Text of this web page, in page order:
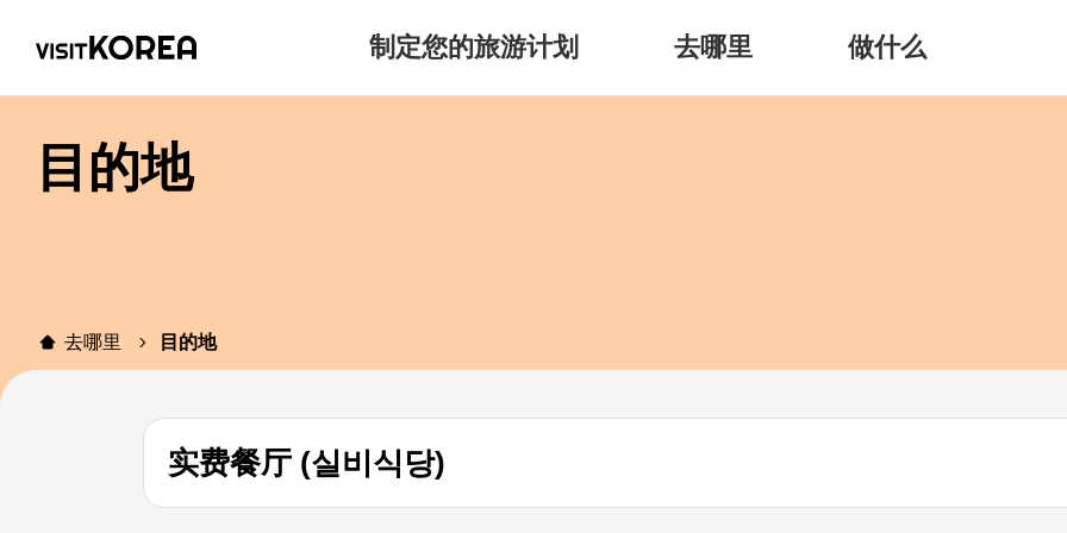
制定您的旅游计划 去哪里 做什么
目的地
去哪里 目的地
实费餐厅 (실비식당)